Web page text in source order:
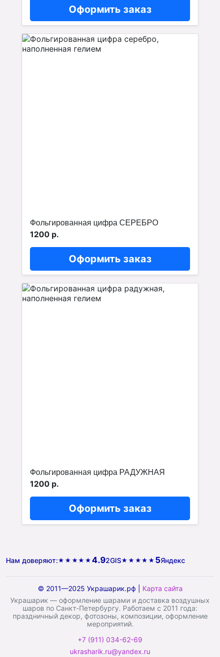
Оформить заказ
Фольгированная цифра СЕРЕБРО
1200 р.
Оформить заказ
Фольгированная цифра РАДУЖНАЯ
1200 р.
Оформить заказ
Нам доверяют:★★★★★ 4.92GIS★★★★★ 5Яндекс
© 2011—2025 Украшарик.рф | Карта сайта
Украшарик — оформление шарами и доставка воздушных
шаров по Санкт-Петербургу. Работаем с 2011 года:
праздничный декор, фотозоны, композиции, оформление
мероприятий.
+7 (911) 034-62-69
ukrasharik.ru@yandex.ru